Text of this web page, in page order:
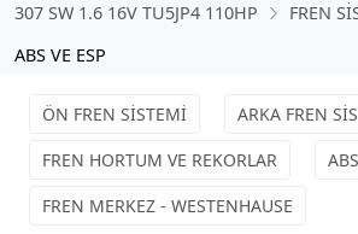
307 SW 1.6 16V TU5JP4 110HP
FREN
ABS VE ESP
ÖN FREN SİSTEMİ
ARKA FREN
FREN HORTUM VE REKORLAR
FREN MERKEZ - WESTENHAUSE